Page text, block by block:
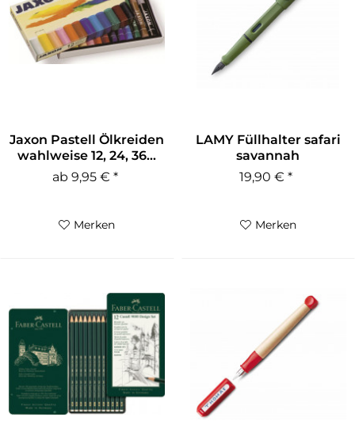
Jaxon Pastell Ölkreiden
wahlweise 12, 24, 36...
ab 9,95 € *
Merken
LAMY Füllhalter safari
savannah
19,90 € *
Merken